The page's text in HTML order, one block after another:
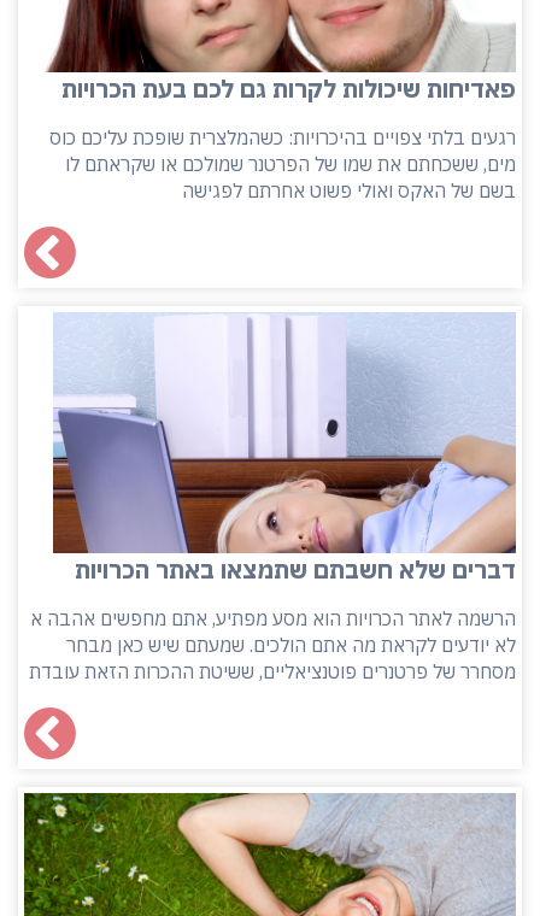
פאדיחות שיכולות לקרות גם לכם בעת הכרויות
רגעים בלתי צפויים בהיכרויות: כשהמלצרית שופכת עליכם כוס
מים, ששכחתם את שמו של הפרטנר שמולכם או שקראתם לו
בשם של האקס ואולי פשוט אחרתם לפגישה
דברים שלא חשבתם שתמצאו באתר הכרויות
הרשמה לאתר הכרויות הוא מסע מפתיע, אתם מחפשים אהבה א
לא יודעים לקראת מה אתם הולכים. שמעתם שיש כאן מבחר
מסחרר של פרטנרים פוטנציאליים, ששיטת ההכרות הזאת עובדת